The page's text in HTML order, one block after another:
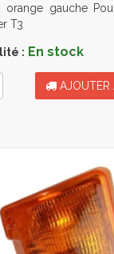
orange gauche
T3
: En stock
AJOUTER